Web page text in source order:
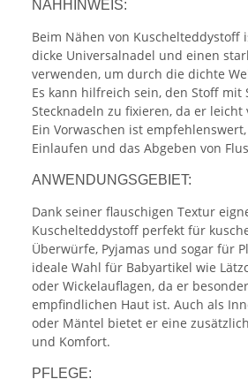
NÄHHINWEIS:
Beim Nähen von Kuschelteddystoff
dicke Universalnadel und einen
verwenden, um durch die dichte
Es kann hilfreich sein, den Stoff
Stecknadeln zu fixieren, da er
Ein Vorwaschen ist
Einlaufen und das Abgeben von
ANWENDUNGSGEBIET:
Dank seiner flauschigen Textur
Kuschelteddystoff perfekt für
Überwürfe, Pyjamas und sogar für
ideale Wahl für Babyartikel wie
oder Wickelauflagen, da er
empfindlichen Haut ist. Auch als
oder Mäntel bietet er eine
und Komfort.
PFLEGE: